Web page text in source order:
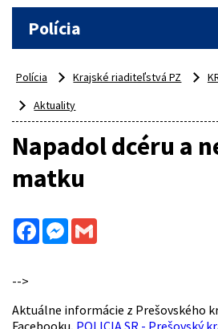
Polícia
Polícia Krajské riaditeľstvá PZ
Aktuality
Napadol dcéru a
matku
FacebookMessenger
-->
Aktuálne informácie z Prešovského